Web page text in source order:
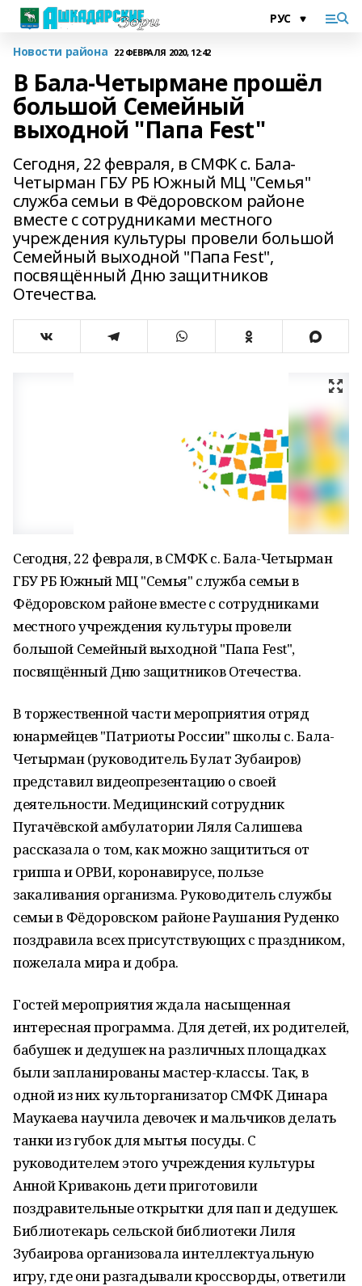
Новости района 22 ФЕВРАЛЯ 2020, 12:42
В Бала-Четырмане прошёл
большой Семейный
выходной "Папа Fest"
Сегодня, 22 февраля, в СМФК с. Бала-
Четырман ГБУ РБ Южный МЦ "Семья"
служба семьи в Фёдоровском районе
вместе с сотрудниками местного
учреждения культуры провели большой
Семейный выходной "Папа Fest",
посвящённый Дню защитников
Отечества.
Сегодня, 22 февраля, в СМФК с. Бала-Четырман
ГБУ РБ Южный МЦ "Семья" служба семьи в
Фёдоровском районе вместе с сотрудниками
местного учреждения культуры провели
большой Семейный выходной "Папа Fest",
посвящённый Дню защитников Отечества.
В торжественной части мероприятия отряд
юнармейцев "Патриоты России" школы с. Бала-
Четырман (руководитель Булат Зубаиров)
представил видеопрезентацию о своей
деятельности. Медицинский сотрудник
Пугачёвской амбулатории Ляля Салишева
рассказала о том, как можно защититься от
гриппа и ОРВИ, коронавирусе, пользе
закаливания организма. Руководитель службы
семьи в Фёдоровском районе Раушания Руденко
поздравила всех присутствующих с праздником,
пожелала мира и добра.
Гостей мероприятия ждала насыщенная
интересная программа. Для детей, их родителей,
бабушек и дедушек на различных площадках
были запланированы мастер-классы. Так, в
одной из них культорганизатор СМФК Динара
Маукаева научила девочек и мальчиков делать
танки из губок для мытья посуды. С
руководителем этого учреждения культуры
Анной Криваконь дети приготовили
поздравительные открытки для пап и дедушек.
Библиотекарь сельской библиотеки Лиля
Зубаирова организовала интеллектуальную
игру, где они разгадывали кроссворды, ответили